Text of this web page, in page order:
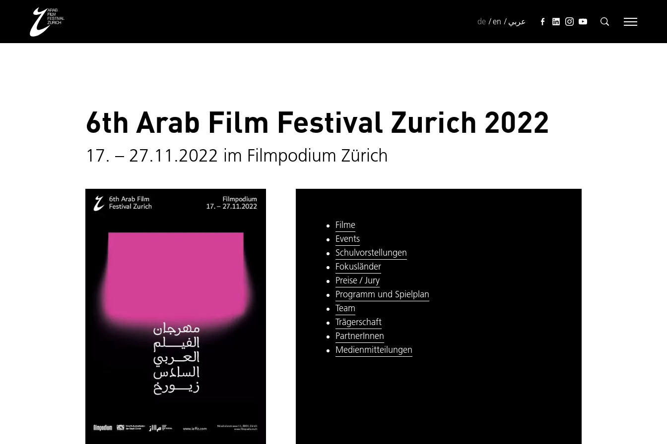
de en عربي
6th Arab Film Festival Zurich 2022
17. – 27.11.2022 im Filmpodium Zürich
Filme
Events
Schulvorstellungen
Fokusländer
Preise / Jury
Programm und Spielplan
Team
Trägerschaft
PartnerInnen
Medienmitteilungen